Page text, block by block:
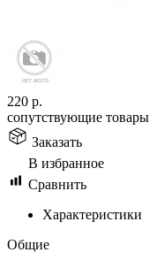
220 р.
сопутствующие товары
Заказать
В избранное
Сравнить
Характеристики
Общие